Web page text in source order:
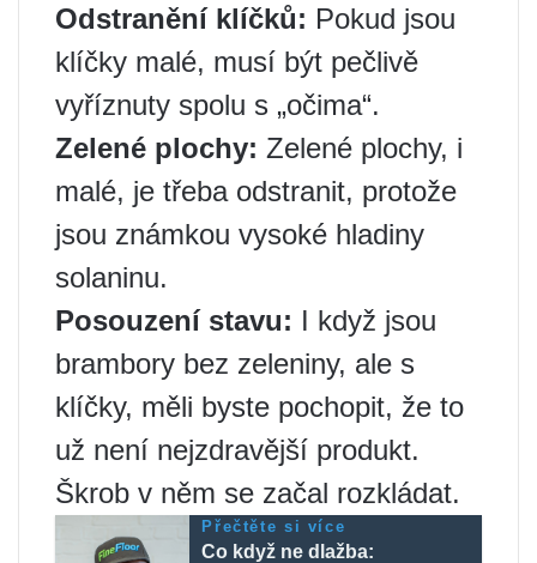
Odstranění klíčků: Pokud jsou
klíčky malé, musí být pečlivě
vyříznuty spolu s „očima“.
Zelené plochy: Zelené plochy, i
malé, je třeba odstranit, protože
jsou známkou vysoké hladiny
solaninu.
Posouzení stavu: I když jsou
brambory bez zeleniny, ale s
klíčky, měli byste pochopit, že to
už není nejzdravější produkt.
Škrob v něm se začal rozkládat.
Přečtěte si více
Co když ne dlažba: